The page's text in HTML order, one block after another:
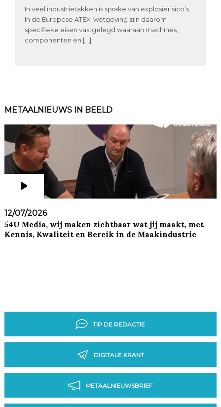
In veel industrietakken is sprake van explosierisico’s.
In de Europese ATEX-wetgeving zijn daarom
specifieke eisen vastgelegd waaraan machines,
componenten en […]
METAALNIEUWS IN BEELD
12/07/2026
54U Media, wij maken zichtbaar wat jij maakt, met
Kennis, Kwaliteit en Bereik in de Maakindustrie
TIP DE REDACTIE
DIGITALE KRANT
METAALNIEUWSBRIEF